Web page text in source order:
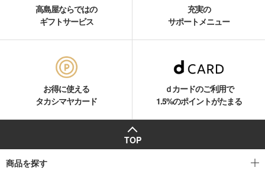
高島屋ならではの
ギフトサービス
充実の
サポートメニュー
お得に使える
タカシマヤカード
ｄカードのご利用で
1.5%のポイントがたまる
TOP
商品を探す